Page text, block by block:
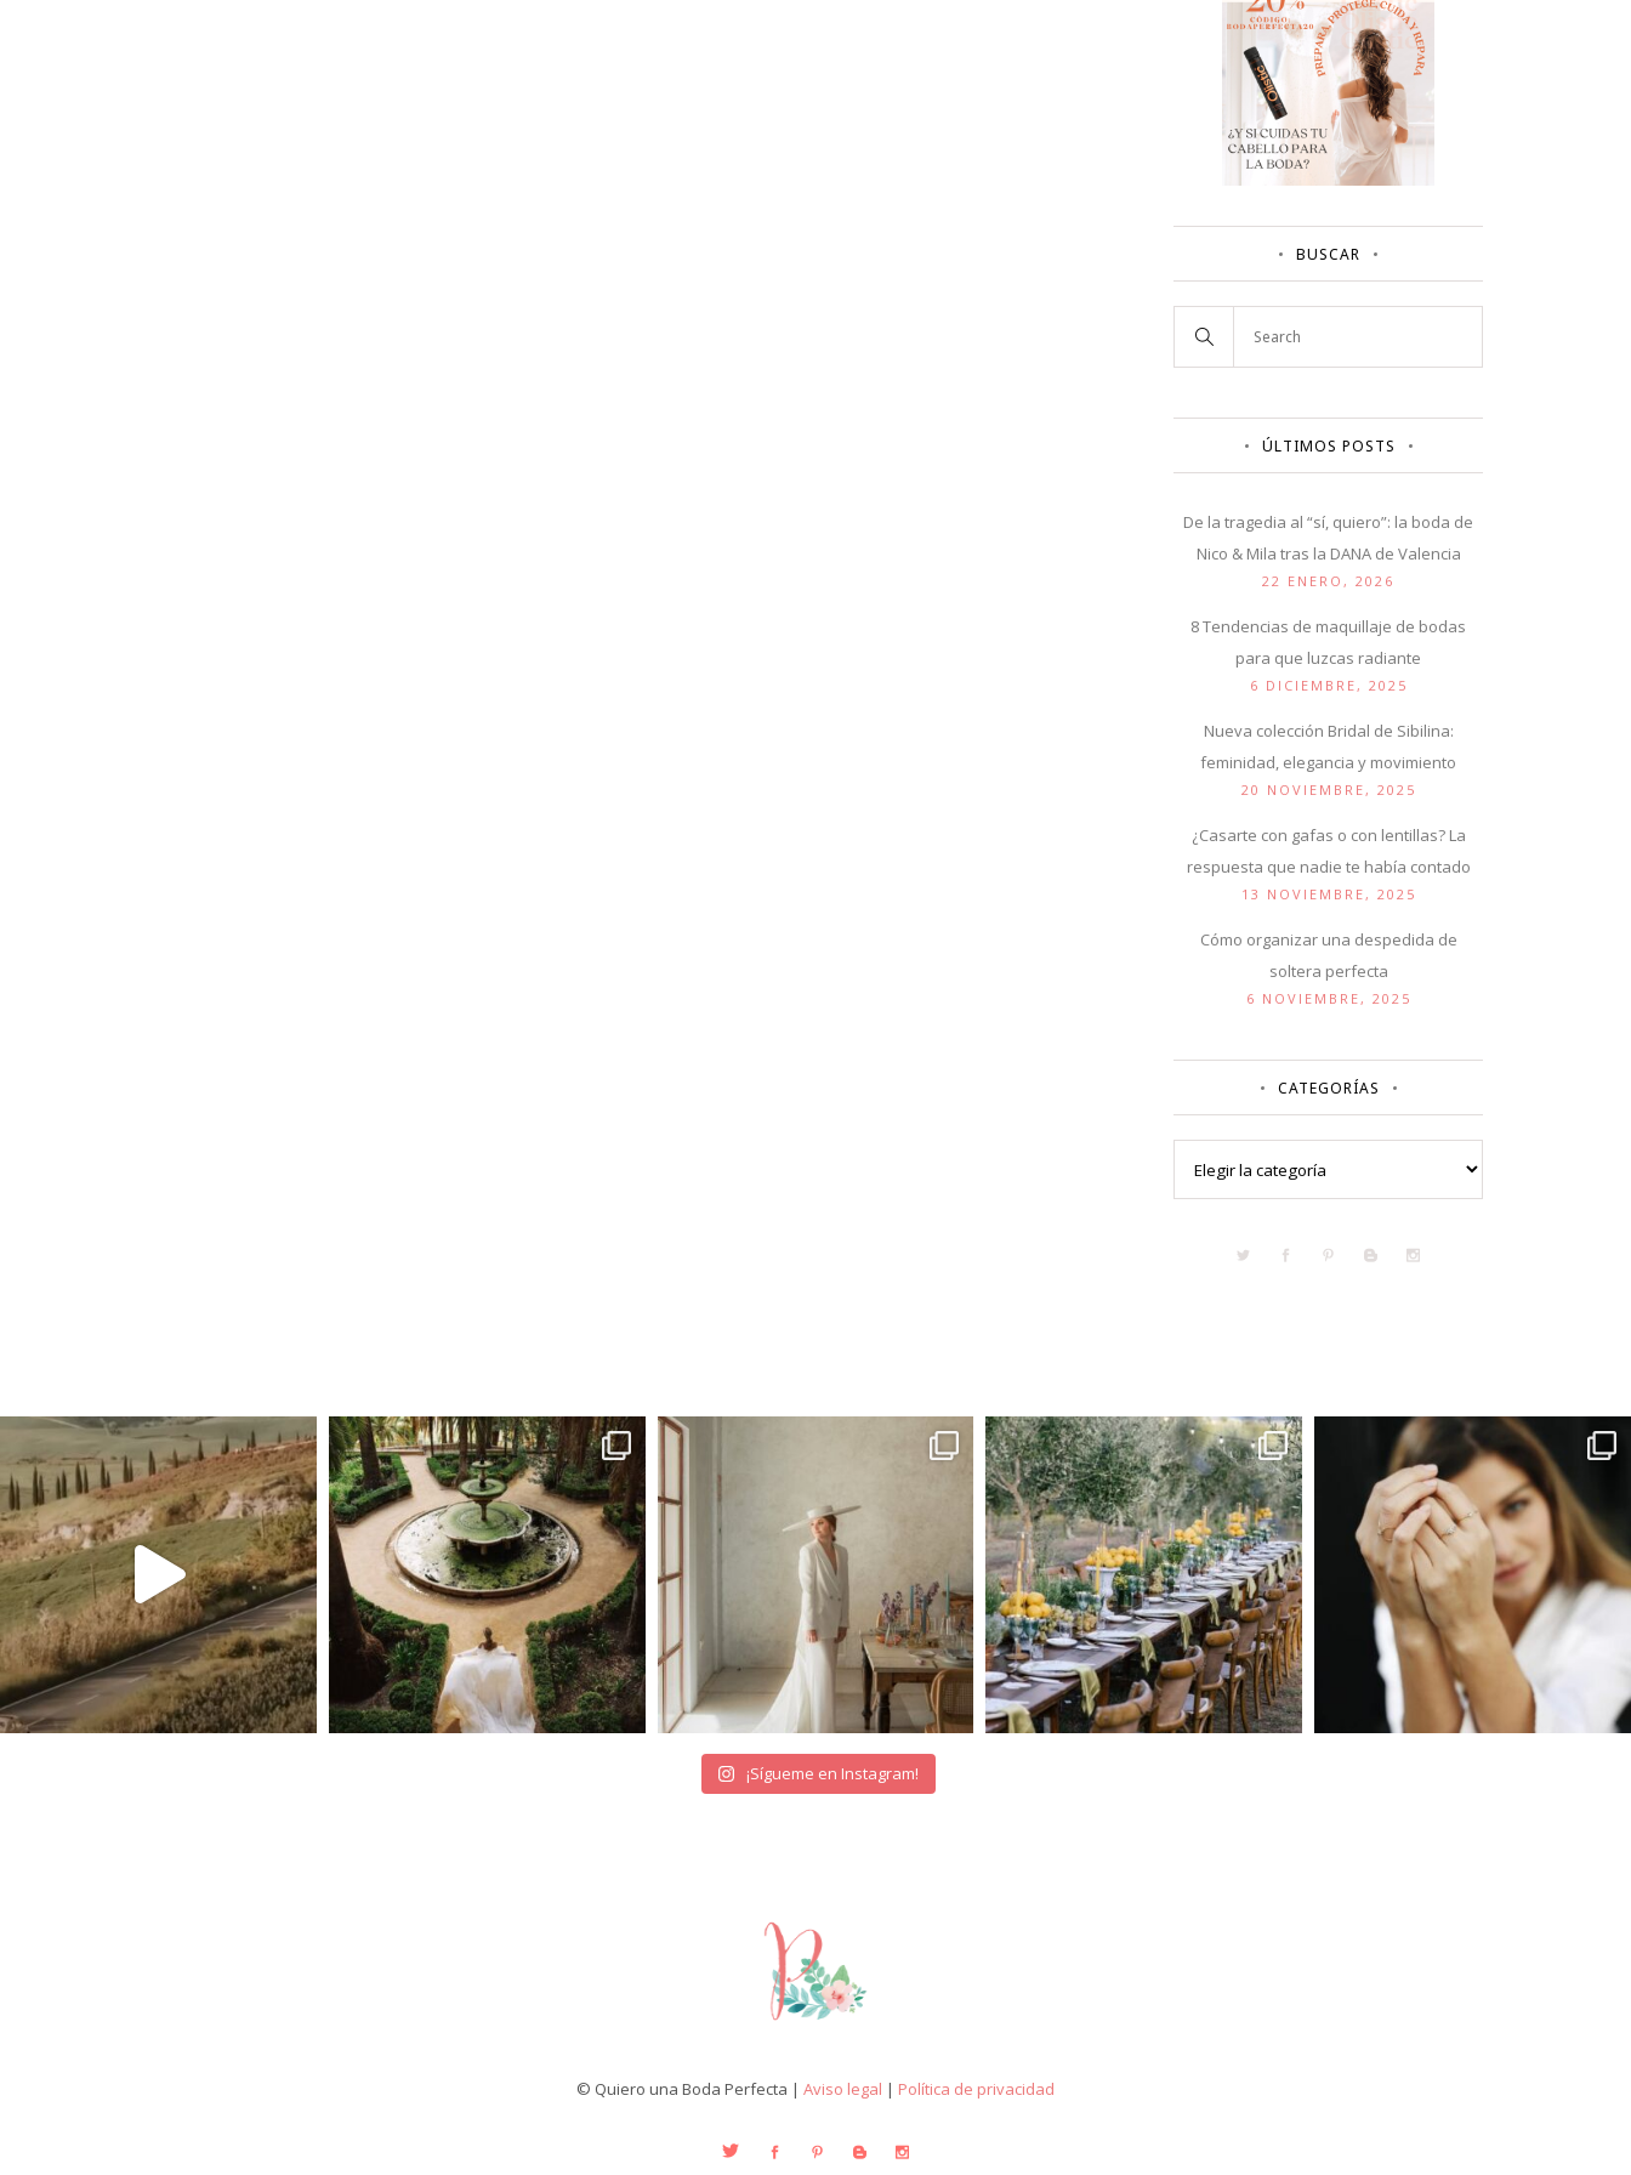
BUSCAR
ÚLTIMOS POSTS
De la tragedia al “sí, quiero”: la boda de
Nico & Mila tras la DANA de Valencia
22 ENERO, 2026
8 Tendencias de maquillaje de bodas
para que luzcas radiante
6 DICIEMBRE, 2025
Nueva colección Bridal de Sibilina:
feminidad, elegancia y movimiento
20 NOVIEMBRE, 2025
¿Casarte con gafas o con lentillas? La
respuesta que nadie te había contado
13 NOVIEMBRE, 2025
Cómo organizar una despedida de
soltera perfecta
6 NOVIEMBRE, 2025
CATEGORÍAS
¡Sígueme en Instagram!
© Quiero una Boda Perfecta | Aviso legal | Política de privacidad